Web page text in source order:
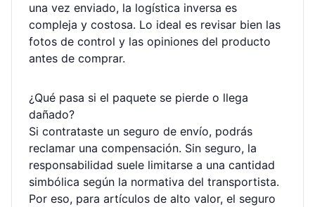
una vez enviado, la logística inversa es
compleja y costosa. Lo ideal es revisar bien las
fotos de control y las opiniones del producto
antes de comprar.
¿Qué pasa si el paquete se pierde o llega
dañado?
Si contrataste un seguro de envío, podrás
reclamar una compensación. Sin seguro, la
responsabilidad suele limitarse a una cantidad
simbólica según la normativa del transportista.
Por eso, para artículos de alto valor, el seguro